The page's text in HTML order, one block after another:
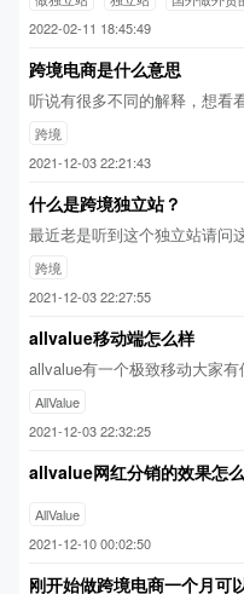
2022-02-11 18:45:49
跨境电商是什么意思
听说有很多不同的解释，想看
跨境
2021-12-03 22:21:43
什么是跨境独立站？
最近老是听到这个独立站请问
跨境
2021-12-03 22:27:55
allvalue移动端怎么样
allvalue有一个极致移动大家有
AllValue
2021-12-03 22:32:25
allvalue网红分销的效果怎
AllValue
2021-12-10 00:02:50
刚开始做跨境电商一个月可